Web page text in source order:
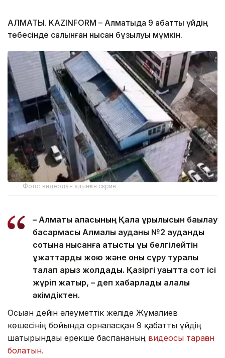
АЛМАТЫ. KAZINFORM – Алматыда 9 қабатты үйдің
төбесінде салынған нысан бұзылуы мүмкін.
Фото: видеодан алынған скрин
– Алматы қаласының Қала құрылысын бақылау
басқармасы Алмалы ауданы №2 аудандық
сотына нысанға қатысты құқық белгілейтін
құжаттарды жою және оны сүру туралы
талап арыз жолдады. Қазіргі уақытта сот ісі
жүріп жатыр, – деп хабарлады қалалық
әкімдіктен.
Осыған дейін әлеуметтік желіде Жұмалиев
көшесінің бойында орналасқан 9 қабатты үйдің
шатырындағы ерекше баспананың видеосы тараған
болатын.